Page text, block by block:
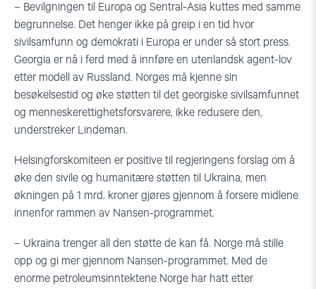
– Bevilgningen til Europa og Sentral-Asia kuttes med samme
begrunnelse. Det henger ikke på greip i en tid hvor
sivilsamfunn og demokrati i Europa er under så stort press.
Georgia er nå i ferd med å innføre en utenlandsk agent-lov
etter modell av Russland. Norges må kjenne sin
besøkelsestid og øke støtten til det georgiske sivilsamfunnet
og menneskerettighetsforsvarere, ikke redusere den,
understreker Lindeman.
Helsingforskomiteen er positive til regjeringens forslag om å
øke den sivile og humanitære støtten til Ukraina, men
økningen på 1 mrd. kroner gjøres gjennom å forsere midlene
innenfor rammen av Nansen-programmet.
– Ukraina trenger all den støtte de kan få. Norge må stille
opp og gi mer gjennom Nansen-programmet. Med de
enorme petroleumsinntektene Norge har hatt etter